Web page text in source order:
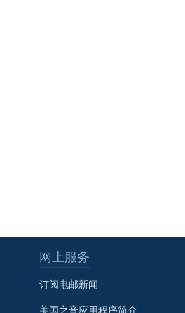
网上服务
订阅电邮新闻
美国之音应用程序简介